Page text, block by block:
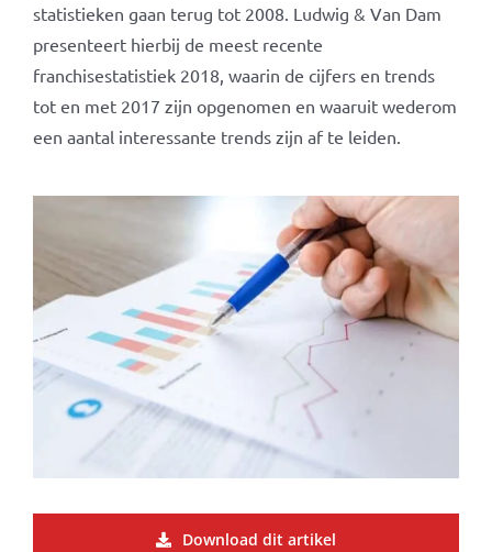
statistieken gaan terug tot 2008. Ludwig & Van Dam
presenteert hierbij de meest recente
franchisestatistiek 2018, waarin de cijfers en trends
tot en met 2017 zijn opgenomen en waaruit wederom
een aantal interessante trends zijn af te leiden.
Download dit artikel